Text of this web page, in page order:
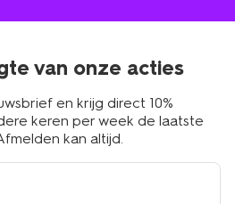
van onze acties
en krijg direct 10%
keren per week de laatste
kan altijd.